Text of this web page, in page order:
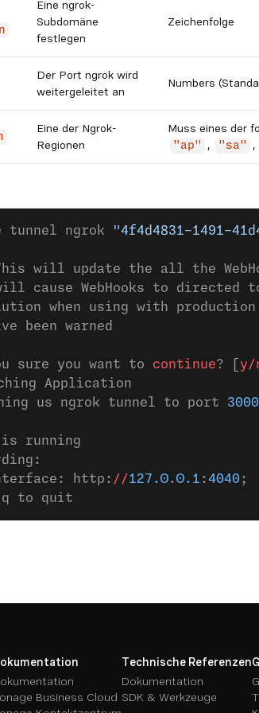
Eine ngrok-
Subdomäne
festlegen
Zeichenfolge
Der Port ngrok wird
weitergeleitet an
Numbers
Eine der Ngrok-
Regionen
Muss eines der
"ap" , "sa" ,
tunnel ngrok "4f4d4831-1491-
will update the all the
cause WebHooks to directed
when using with
been warned
sure you want to continue? [ y/
Application
us ngrok tunnel to port 3000
is running
http: //127.0.0.1 :4040 ;
q to quit
Business Cloud
Technische Referenzen
Dokumentation
SDK & Werkzeuge